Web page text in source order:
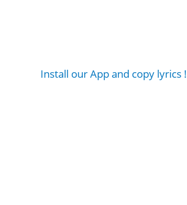
Install our App and copy lyrics !